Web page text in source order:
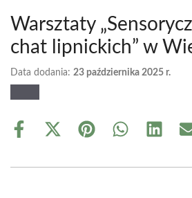
Warsztaty
chat lipnickich” w
Data dodania: 23 października 2025 r.
Share
Share
(Twitter)
Share Share Share